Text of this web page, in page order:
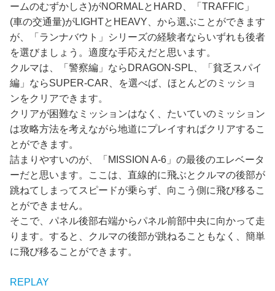
ームのむずかしさ)がNORMALとHARD、「TRAFFIC」
(車の交通量)がLIGHTとHEAVY、から選ぶことができます
が、「ランナバウト」シリーズの経験者ならいずれも後者
を選びましょう。適度な手応えだと思います。
クルマは、「警察編」ならDRAGON-SPL、「貧乏スパイ
編」ならSUPER-CAR、を選べば、ほとんどのミッショ
ンをクリアできます。
クリアが困難なミッションはなく、たいていのミッション
は攻略方法を考えながら地道にプレイすればクリアするこ
とができます。
詰まりやすいのが、「MISSION A-6」の最後のエレベータ
ーだと思います。ここは、直線的に飛ぶとクルマの後部が
跳ねてしまってスピードが乗らず、向こう側に飛び移るこ
とができません。
そこで、パネル後部右端からパネル前部中央に向かって走
ります。すると、クルマの後部が跳ねることもなく、簡単
に飛び移ることができます。
REPLAY